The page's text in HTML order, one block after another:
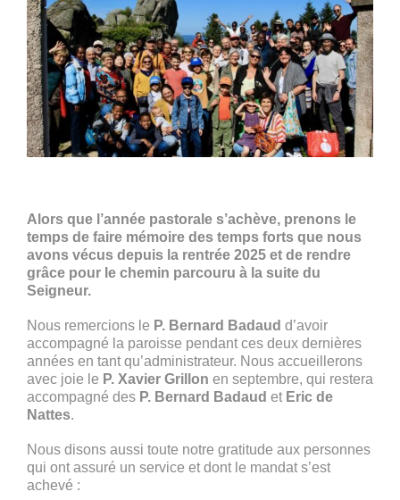
Alors que l’année pastorale s’achève, prenons le
temps de faire mémoire des temps forts que nous
avons vécus depuis la rentrée 2025 et de rendre
grâce pour le chemin parcouru à la suite du
Seigneur.
Nous remercions le P. Bernard Badaud d’avoir
accompagné la paroisse pendant ces deux dernières
années en tant qu’administrateur. Nous accueillerons
avec joie le P. Xavier Grillon en septembre, qui restera
accompagné des P. Bernard Badaud et Eric de
Nattes.
Nous disons aussi toute notre gratitude aux personnes
qui ont assuré un service et dont le mandat s’est
achevé :